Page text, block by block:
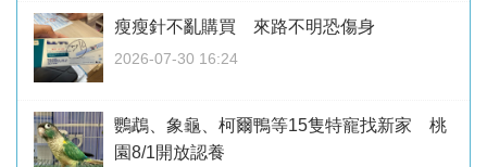
瘦瘦針不亂購買 來路不明恐傷身
2026-07-30 16:24
鸚鵡、象龜、柯爾鴨等15隻特寵找新家 桃
園8/1開放認養